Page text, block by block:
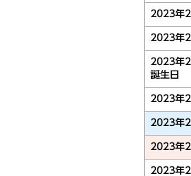
2023年
2023年
2023年
誕生日
2023年
2023年
2023年
2023年